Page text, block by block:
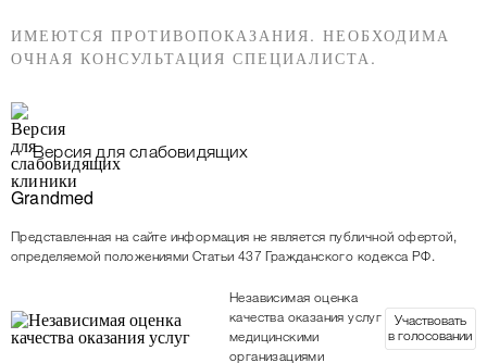
ИМЕЮТСЯ ПРОТИВОПОКАЗАНИЯ. НЕОБХОДИМА
ОЧНАЯ КОНСУЛЬТАЦИЯ СПЕЦИАЛИСТА.
Версия для слабовидящих
Представленная на сайте информация не является публичной офертой,
определяемой положениями Статьи 437 Гражданского кодекса РФ.
Независимая оценка
качества оказания услуг
медицинскими
организациями
Участвовать
в голосовании